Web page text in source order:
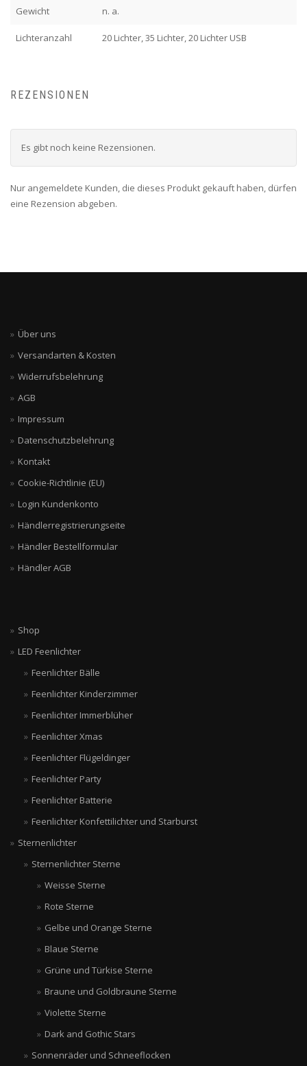
Gewicht n. a.
Lichteranzahl 20 Lichter, 35 Lichter, 20 Lichter USB
REZENSIONEN
Es gibt noch keine Rezensionen.
Nur angemeldete Kunden, die dieses Produkt gekauft haben, dürfen
eine Rezension abgeben.
Über uns
Versandarten & Kosten
Widerrufsbelehrung
AGB
Impressum
Datenschutzbelehrung
Kontakt
Cookie-Richtlinie (EU)
Login Kundenkonto
Händlerregistrierungseite
Händler Bestellformular
Händler AGB
Shop
LED Feenlichter
Feenlichter Bälle
Feenlichter Kinderzimmer
Feenlichter Immerblüher
Feenlichter Xmas
Feenlichter Flügeldinger
Feenlichter Party
Feenlichter Batterie
Feenlichter Konfettilichter und Starburst
Sternenlichter
Sternenlichter Sterne
Weisse Sterne
Rote Sterne
Gelbe und Orange Sterne
Blaue Sterne
Grüne und Türkise Sterne
Braune und Goldbraune Sterne
Violette Sterne
Dark and Gothic Stars
Sonnenräder und Schneeflocken